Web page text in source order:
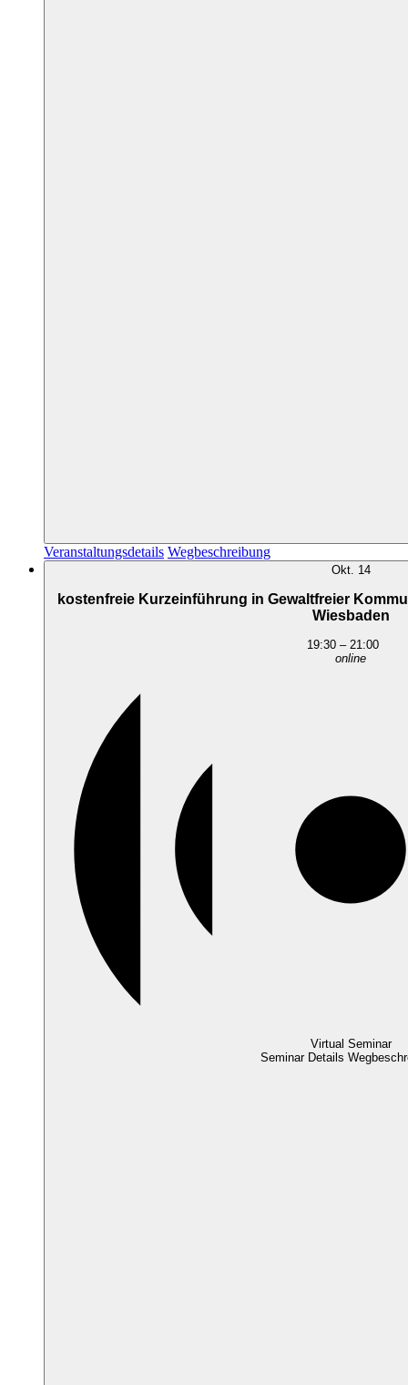
Veranstaltungsdetails Wegbeschreibung
Okt. 14
kostenfreie Kurzeinführung in Gewaltfreier
Wiesbaden
19:30 – 21:00
online
Virtual Seminar
Seminar Details